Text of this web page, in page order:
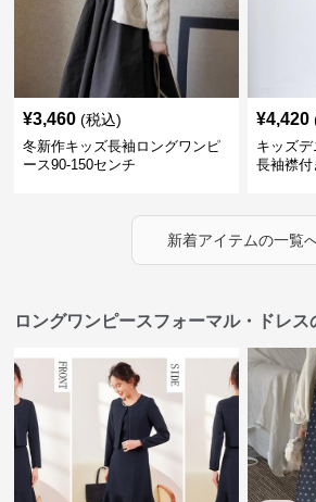
¥3,460 (税込)
冬新作キッズ長袖ロングワンピ
ース90-150センチ
¥4,420
キッズ
長袖襟付
新着アイテムの一覧
ロングワンピースフォーマル・ドレ